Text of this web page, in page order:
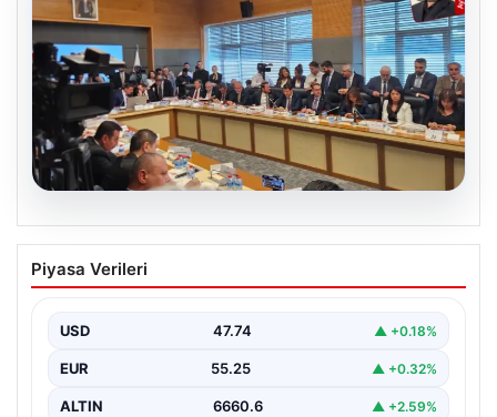
07.08.2026
TBMM Adalet Komisyonu’nda çerçeve
yasa görüşmesi tartışmalarla başladı
Toplumsal Bütünleşmenin Güçlendirilmesine Dair Kanun
Teklifi" adını…
Piyasa Verileri
USD 47.74 ▲ +0.18%
EUR 55.25 ▲ +0.32%
ALTIN 6660.6 ▲ +2.59%